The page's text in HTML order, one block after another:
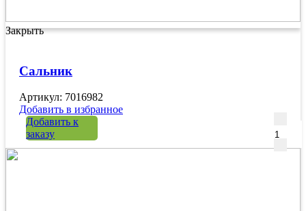
Закрыть
Сальник
Артикул: 7016982
Добавить в избранное
Добавить к
заказу